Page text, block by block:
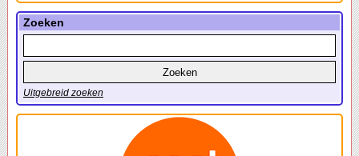
Zoeken
Uitgebreid zoeken